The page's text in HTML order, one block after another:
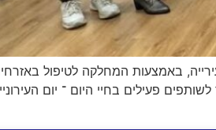
באמצעות המחלקה לטיפול
בעשייה משמעותית ולהפוך לשותפים פעילים בחיי היום ־ יום